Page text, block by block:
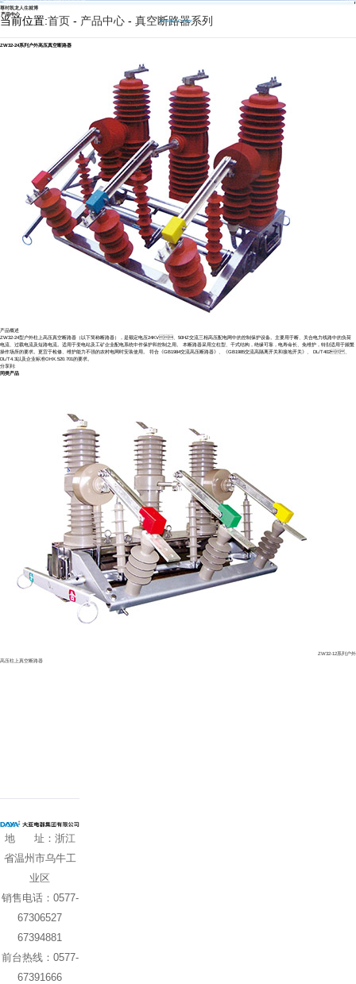
尊时凯龙人生就博
产品中心
Product Center
当前位置:首页 - 产品中心 -真空断路器系列
ZW32-24系列户外高压真空断路器
产品概述
ZW32-24型户外柱上高压真空断路器（以下简称断路器），是额定电压24KV、50HZ交流三相高压配电网中的控制保护设备 。主要用于断、关合电力线路中的负荷
电流、过载电流及短路电流 。适用于变电站及工矿企业配电系统中作保护和控制之用。 本断路器采用立柱型、干式结构，绝缘可靠，电寿命长、免维护，特别适用于频繁
操作场所的要求。更宜于检修 、维护能力不强的农村电网时安装使用。 符合《GB1984交流高压断路器》 、《GB1985交流高隔离开关和接地开关》 、 DL/T402 、
DL/T4.3以及企业标准OHX.520.701的要求。
分享到:
同类产品
ZW32-12系列户外
高压柱上真空断路器
地 址 ：浙江
省温州市乌牛工
业区
销售电话 ：0577-
67306527
67394881
前台热线：0577-
67391666